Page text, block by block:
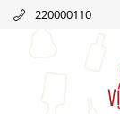
220000110